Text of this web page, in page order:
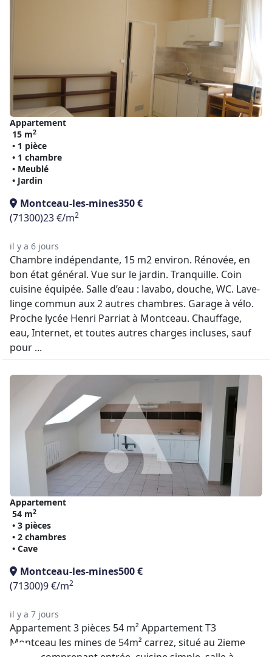
Appartement
15 m2
• 1 pièce
• 1 chambre
• Meublé
• Jardin
Montceau-les-mines350 €
(71300)23 €/m2
il y a 6 jours
Chambre indépendante, 15 m2 environ. Rénovée, en
bon état général. Vue sur le jardin. Tranquille. Coin
cuisine équipée. Salle d’eau : lavabo, douche, WC. Lave-
linge commun aux 2 autres chambres. Garage à vélo.
Proche lycée Henri Parriat à Montceau. Chauffage,
eau, Internet, et toutes autres charges incluses, sauf
pour ...
Appartement
54 m2
• 3 pièces
• 2 chambres
• Cave
Montceau-les-mines500 €
(71300)9 €/m2
il y a 7 jours
Appartement 3 pièces 54 m² Appartement T3
Montceau les mines de 54m² carrez, situé au 2ieme